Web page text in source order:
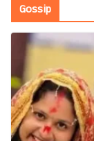
Gossip